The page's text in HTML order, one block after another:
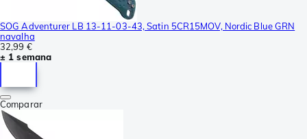
SOG Adventurer LB 13-11-03-43, Satin 5CR15MOV, Nordic Blue GRN
navalha
32,99 €
± 1 semana
Comparar